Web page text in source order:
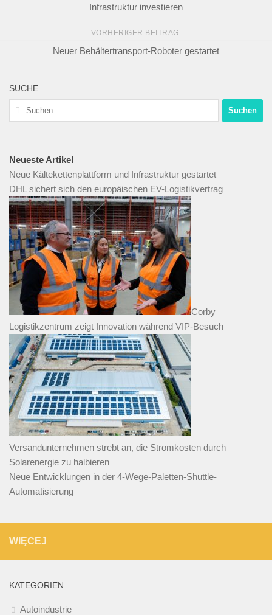
Infrastruktur investieren
VORHERIGER BEITRAG
Neuer Behältertransport-Roboter gestartet
SUCHE
Suchen
nach:
Neueste Artikel
Neue Kältekettenplattform und Infrastruktur gestartet
DHL sichert sich den europäischen EV-Logistikvertrag
Corby
Logistikzentrum zeigt Innovation während VIP-Besuch
Versandunternehmen strebt an, die Stromkosten durch
Solarenergie zu halbieren
Neue Entwicklungen in der 4-Wege-Paletten-Shuttle-
Automatisierung
WIĘCEJ
KATEGORIEN
Autoindustrie